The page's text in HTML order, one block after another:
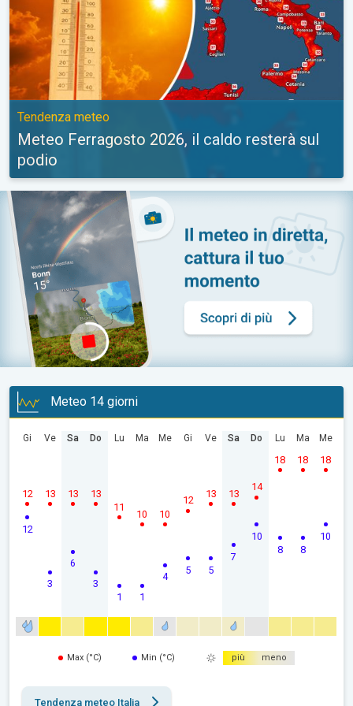
Tendenza meteo
Meteo Ferragosto 2026, il caldo resterà sul
podio
Meteo 14 giorni
Gi
12
12
Ve
3
13
Sa
6
13
Do
3
13
Lu
1
11
Ma
1
10
Me
4
10
Gi
5
12
Ve
5
13
Sa
7
13
Do
10
14
Lu
8
18
Ma
8
18
Me
10
18
Max (°C) Min (°C) più meno
Tendenza meteo Italia